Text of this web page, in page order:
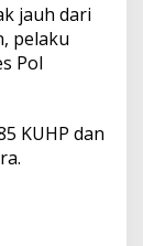
jauh dari
pelaku
Pol
KUHP dan